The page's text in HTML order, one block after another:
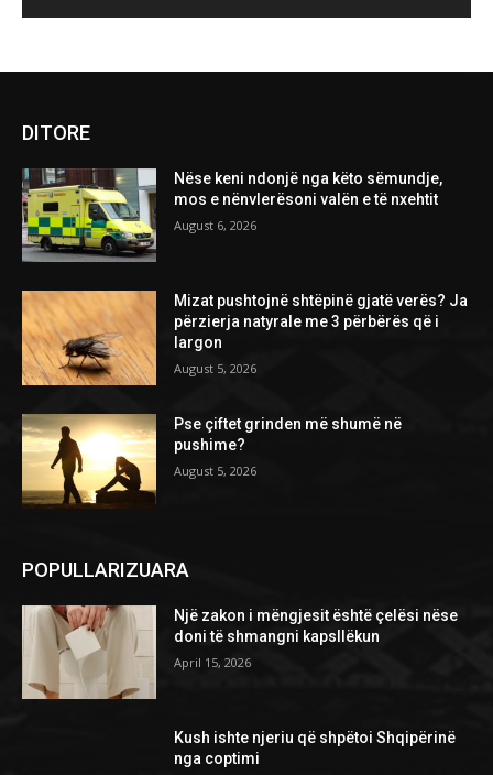
DITORE
Nëse keni ndonjë nga këto sëmundje,
mos e nënvlerësoni valën e të nxehtit
August 6, 2026
Mizat pushtojnë shtëpinë gjatë verës? Ja
përzierja natyrale me 3 përbërës që i
largon
August 5, 2026
Pse çiftet grinden më shumë në
pushime?
August 5, 2026
POPULLARIZUARA
Një zakon i mëngjesit është çelësi nëse
doni të shmangni kapsllëkun
April 15, 2026
Kush ishte njeriu që shpëtoi Shqipërinë
nga coptimi